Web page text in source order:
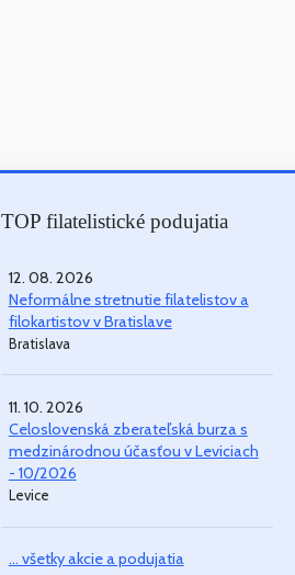
TOP filatelistické podujatia
12. 08. 2026
Neformálne stretnutie filatelistov a
filokartistov v Bratislave
Bratislava
11. 10. 2026
Celoslovenská zberateľská burza s
medzinárodnou účasťou v Leviciach
- 10/2026
Levice
... všetky akcie a podujatia